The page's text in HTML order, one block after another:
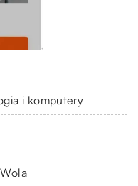
i komputery